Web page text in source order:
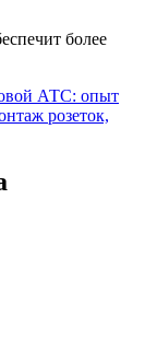
более
АТС: опыт
розеток,